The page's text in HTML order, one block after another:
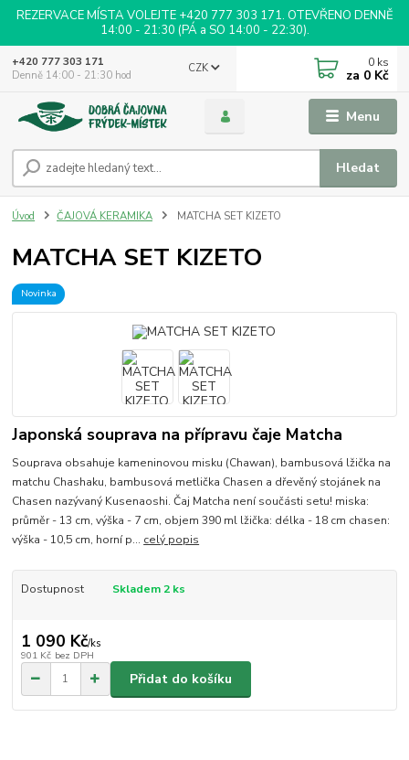
REZERVACE MÍSTA VOLEJTE +420 777 303 171. OTEVŘENO DENNĚ
14:00 - 21:30 (PÁ a SO 14:00 - 22:30).
Menu
CZK
Hledat
+420 777 303 171
Denně 14:00 - 21:30 hod
0 ks
za 0 Kč
Úvod ČAJOVÁ KERAMIKA MATCHA SET KIZETO
MATCHA SET KIZETO
Novinka
Japonská souprava na přípravu čaje Matcha
Souprava obsahuje kameninovou misku (Chawan), bambusová lžička na
matchu Chashaku, bambusová metlička Chasen a dřevěný stojánek na
Chasen nazývaný Kusenaoshi. Čaj Matcha není součásti setu! miska:
průměr - 13 cm, výška - 7 cm, objem 390 ml lžička: délka - 18 cm chasen:
výška - 10,5 cm, horní p... celý popis
Dostupnost Skladem 2 ks
1 090 Kč/ks
901 Kč bez DPH
Přidat do košíku